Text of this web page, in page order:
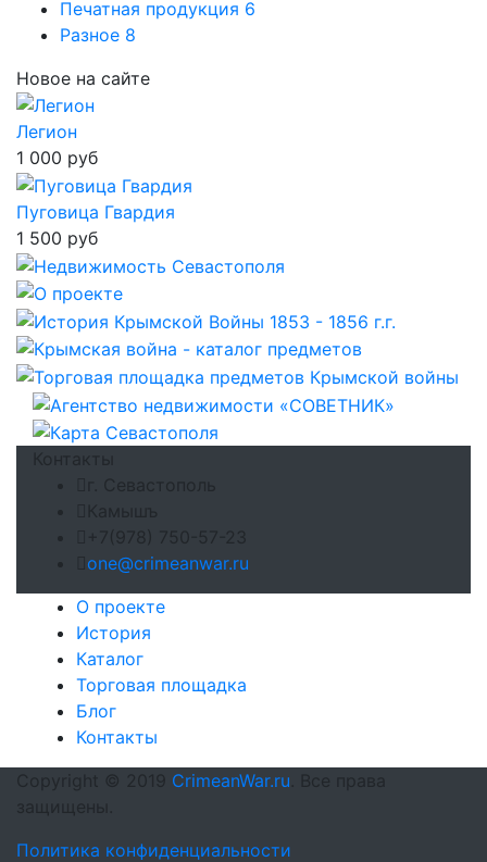
Печатная продукция 6
Разное 8
Новое на сайте
Легион
1 000 руб
Пуговица Гвардия
1 500 руб
Контакты
г. Севастополь
Камышъ
+7(978) 750-57-23
one@crimeanwar.ru
О проекте
История
Каталог
Торговая площадка
Блог
Контакты
Copyright © 2019 CrimeanWar.ru . Все права
защищены.
Политика конфиденциальности